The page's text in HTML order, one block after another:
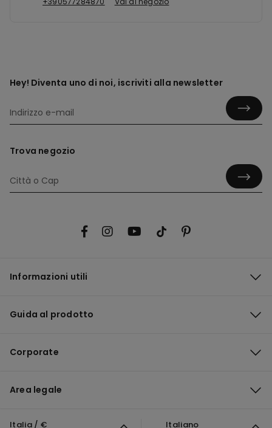
Hey! Diventa uno di noi, iscriviti alla newsletter
Trova negozio
Informazioni utili
Guida al prodotto
Corporate
Area legale
Italia / € Italiano